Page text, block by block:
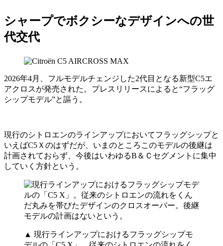
シャープでボクシーなデザインへの世
代交代
2026年4月、フルモデルチェンジした2代目となる新型C5エ
アクロスが発売された。プレスリリースによると“フラッグ
シップモデル”と謳う。
現行のシトロエンのラインアップにおいてフラッグシップと
いえばC5Ｘのはずだが、いまのところこのモデルの後継は
計画されておらず、今後はいわゆるB＆Ｃセグメントに集中
していく方針という。
▲ 現行ラインアップにおけるフラッグシップモ